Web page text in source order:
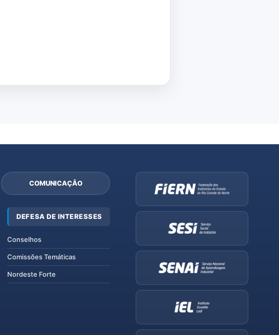
COMUNICAÇÃO
DEFESA DE INTERESSES
Conselhos
Comissões Temáticas
Nordeste Forte